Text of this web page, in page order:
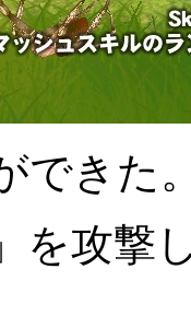
できた
を攻撃